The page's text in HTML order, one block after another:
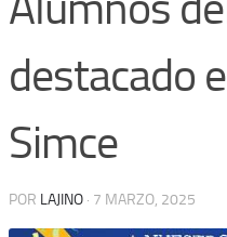
destacado
Simce
POR LAJINO · 7 MARZO, 2025